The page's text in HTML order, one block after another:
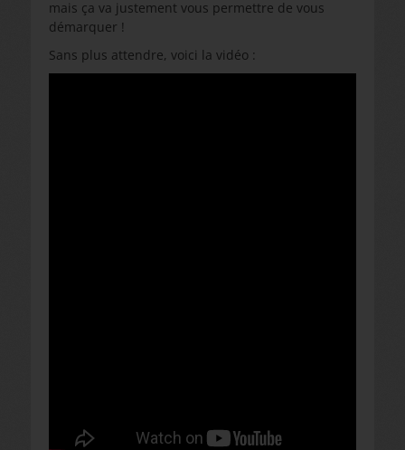
mais ça va justement vous permettre de vous
démarquer !
Sans plus attendre, voici la vidéo :